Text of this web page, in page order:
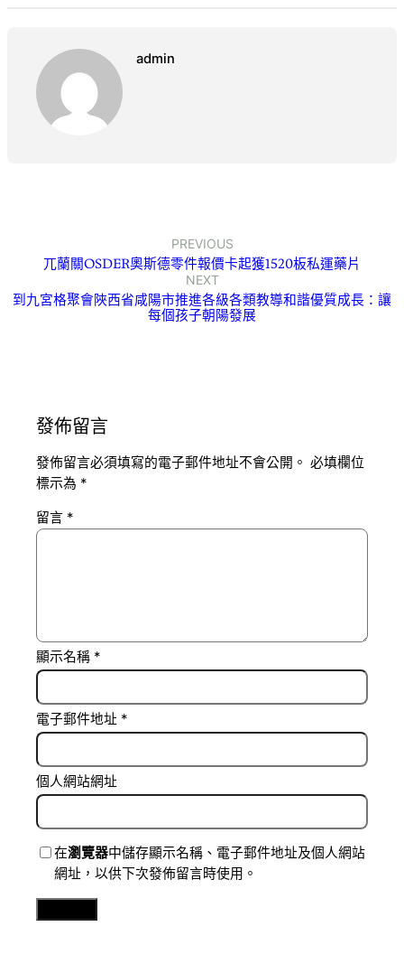
admin
PREVIOUS
兀蘭關OSDER奧斯德零件報價卡起獲1520板私運藥片
NEXT
到九宮格聚會陜西省咸陽市推進各級各類教導和諧優質成長：讓
每個孩子朝陽發展
發佈留言
發佈留言必須填寫的電子郵件地址不會公開。 必填欄位
標示為 *
留言 *
顯示名稱 *
電子郵件地址 *
個人網站網址
在瀏覽器中儲存顯示名稱、電子郵件地址及個人網站
網址，以供下次發佈留言時使用。